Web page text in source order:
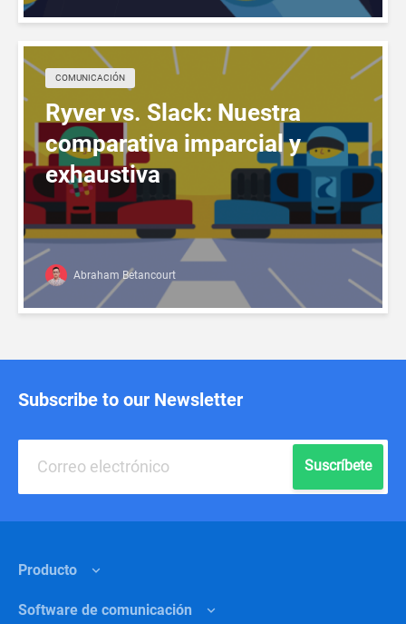
COMUNICACIÓN
Ryver vs. Slack: Nuestra
comparativa imparcial y
exhaustiva
Abraham Betancourt
Subscribe to our Newsletter
Suscríbete
Producto
Funciones
Software de comunicación